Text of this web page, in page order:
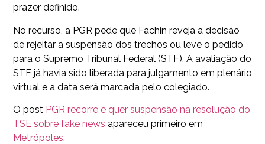
prazer definido.
No recurso, a PGR pede que Fachin reveja a decisão
de rejeitar a suspensão dos trechos ou leve o pedido
para o Supremo Tribunal Federal (STF). A avaliação do
STF já havia sido liberada para julgamento em plenário
virtual e a data será marcada pelo colegiado.
O post PGR recorre e quer suspensão na resolução do
TSE sobre fake news apareceu primeiro em
Metrópoles.